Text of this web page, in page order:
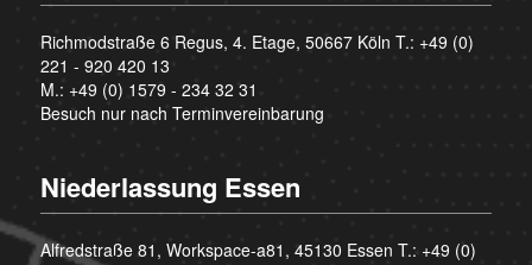
Richmodstraße 6 Regus, 4. Etage, 50667 Köln T.: +49 (0)
221 - 920 420 13
M.: +49 (0) 1579 - 234 32 31
Besuch nur nach Terminvereinbarung
Niederlassung Essen
Alfredstraße 81, Workspace-a81, 45130 Essen T.: +49 (0)